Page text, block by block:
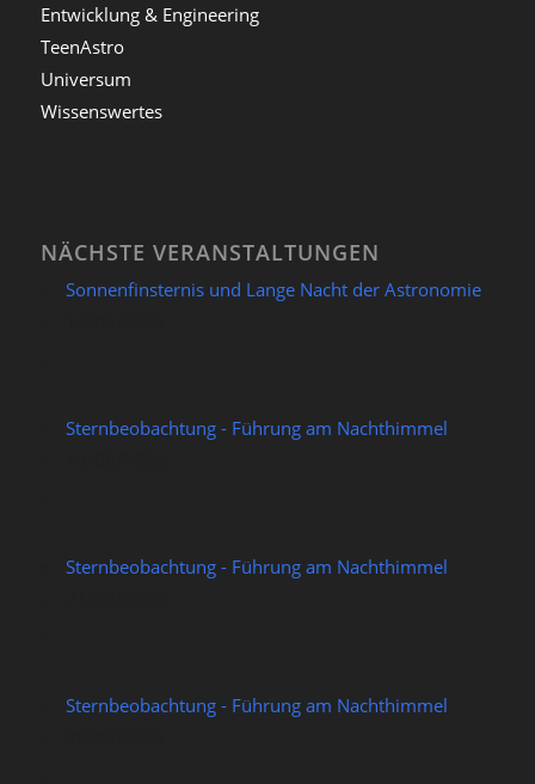
Entwicklung & Engineering
TeenAstro
Universum
Wissenswertes
NÄCHSTE VERANSTALTUNGEN
Sonnenfinsternis und Lange Nacht der Astronomie
Sternbeobachtung - Führung am Nachthimmel
Sternbeobachtung - Führung am Nachthimmel
Sternbeobachtung - Führung am Nachthimmel